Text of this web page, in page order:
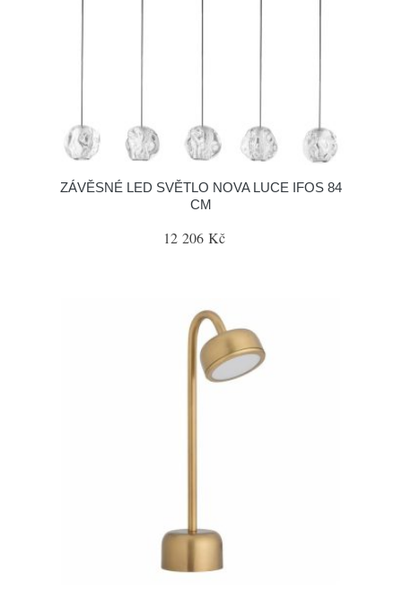
ZÁVĚSNÉ LED SVĚTLO NOVA LUCE IFOS 84
CM
12 206 Kč